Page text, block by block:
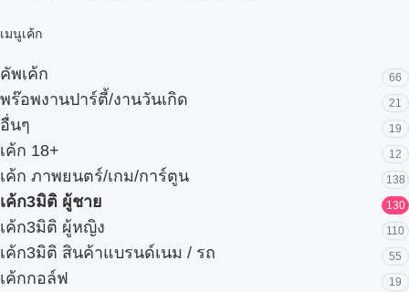
เมนูเค้ก
คัพเค้ก 66
พร๊อพงานปาร์ตี้/งานวันเกิด 21
อื่นๆ 19
เค้ก 18+ 12
เค้ก ภาพยนตร์/เกม/การ์ตูน 138
เค้ก3มิติ ผู้ชาย 130
เค้ก3มิติ ผู้หญิง 110
เค้ก3มิติ สินค้าแบรนด์เนม / รถ 55
เค้กกอล์ฟ 19